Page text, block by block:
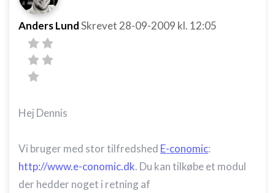
Anders LundSkrevet 28-09-2009 kl. 12:05
Hej Dennis
Vi bruger med stor tilfredshed E-conomic:
http://www.e-conomic.dk. Du kan tilkøbe et modul
der hedder noget i retning af